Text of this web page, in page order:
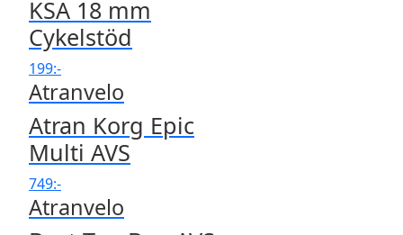
KSA 18 mm
Cykelstöd
199:-
Atranvelo
Atran Korg Epic
Multi AVS
749:-
Atranvelo